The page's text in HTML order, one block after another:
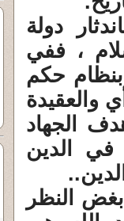
دولة
، ففي
حكم
والعقيدة
الجهاد
في الدين
النظر